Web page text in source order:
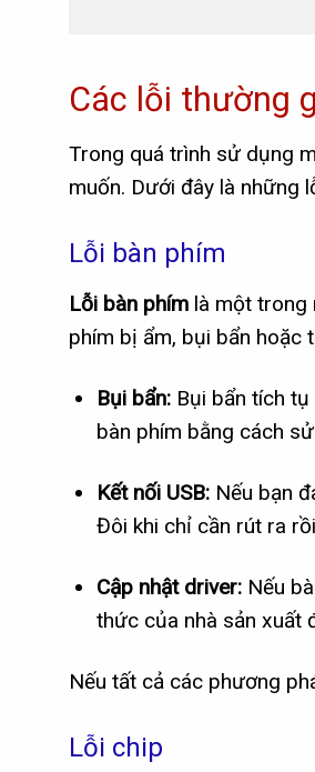
Các lỗi thường
Trong quá trình sử dụng
muốn. Dưới đây là những
Lỗi bàn phím
Lỗi bàn phím là một trong
phím bị ẩm, bụi bẩn hoặc
Bụi bẩn:Bụi bẩn tích tụ
bàn phím bằng cách
Kết nối USB:Nếu bạn
Đôi khi chỉ cần rút ra
Cập nhật driver:Nếu
thức của nhà sản xuất
Nếu tất cả các phương
Lỗi chip